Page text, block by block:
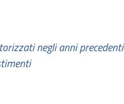
negli anni precedenti